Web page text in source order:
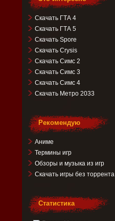
Скачать ГТА 4
Скачать ГТА 5
Скачать Spore
Скачать Crysis
Скачать Симс 2
Скачать Симс 3
Скачать Симс 4
Скачать Метро 2033
Рекомендую
Аниме
Термины игр
Обзоры и музыка из игр
Скачать игры без торрента
Статистика